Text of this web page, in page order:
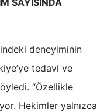
deneyiminin
tedavi ve
“Özellikle
Hekimler yalnızca